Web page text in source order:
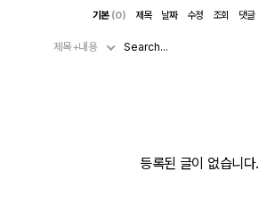
기본 (0) 제목 날짜 수정 조회 댓글
제목+내용
등록된 글이 없습니다.